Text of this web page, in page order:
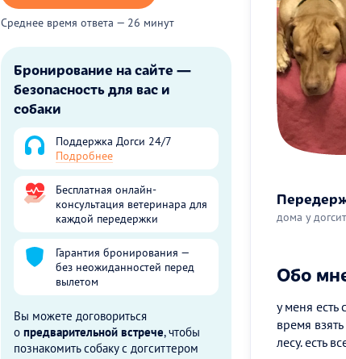
Среднее время ответа — 26 минут
Бронирование на сайте —
безопасность для вас и
собаки
Поддержка Догси 24/7
Подробнее
Бесплатная онлайн-
консультация ветеринара для
каждой передержки
Гарантия бронирования —
без неожиданностей перед
вылетом
Вы можете договориться
о предварительной встрече, чтобы
познакомить собаку с догситтером
дома у
Обо
у меня
время
лесу. есть